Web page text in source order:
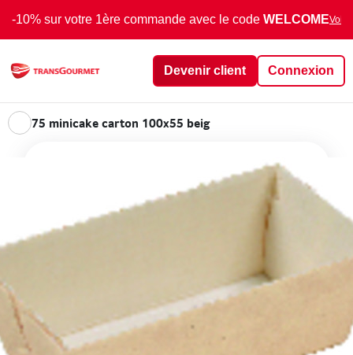
-10% sur votre 1ère commande avec le code WELCOMEVoir
Devenir client Connexion
75 minicake carton 100x55 beig